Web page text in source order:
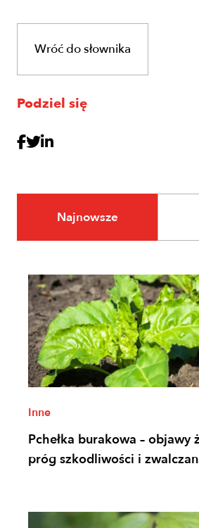
Wróć do słownika
Podziel się
Najnowsze
Inne
Pchełka burakowa – objawy
próg szkodliwości i